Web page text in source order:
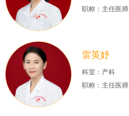
职称：主任医师
雷英妤
科室：产科
职称：主任医师